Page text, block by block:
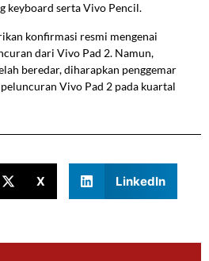
keyboard serta Vivo Pencil.
konfirmasi resmi mengenai
dari Vivo Pad 2. Namun,
beredar, diharapkan penggemar
Vivo Pad 2 pada kuartal
X LinkedIn